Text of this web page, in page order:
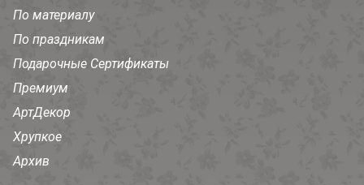
По материалу
По праздникам
Подарочные Сертификаты
Премиум
АртДекор
Хрупкое
Архив